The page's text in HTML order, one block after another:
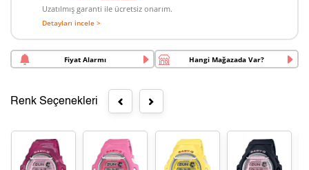
Uzatılmış garanti ile ücretsiz onarım.
Detayları incele >
Fiyat Alarmı Hangi Mağazada Var?
Renk Seçenekleri